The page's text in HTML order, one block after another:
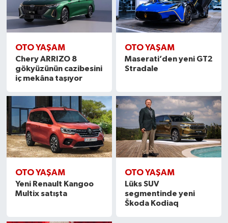
OTO YAŞAM
Chery ARRIZO 8
gökyüzünün cazibesini
iç mekâna taşıyor
OTO YAŞAM
Maserati’den yeni GT2
Stradale
OTO YAŞAM
Yeni Renault Kangoo
Multix satışta
OTO YAŞAM
Lüks SUV
segmentinde yeni
Škoda Kodiaq